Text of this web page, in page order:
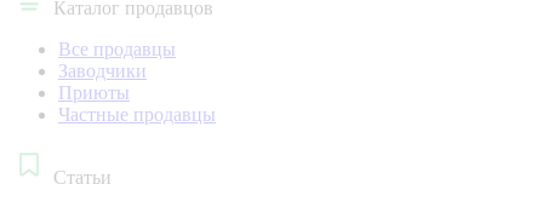
Каталог продавцов
Все продавцы
Заводчики
Приюты
Частные продавцы
Статьи